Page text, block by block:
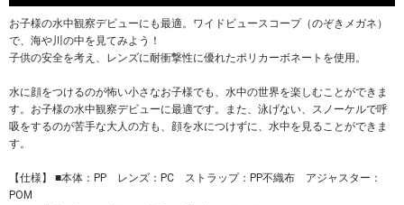
お子様の水中観察デビューにも最適。ワイドビュースコープ（のぞきメガネ）
で、海や川の中を見てみよう！
子供の安全を考え、レンズに耐衝撃性に優れたポリカーボネートを使用。
水に顔をつけるのが怖い小さなお子様でも、水中の世界を楽しむことができま
す。お子様の水中観察デビューに最適です。また、泳げない、スノーケルで呼
吸をするのが苦手な大人の方も、顔を水につけずに、水中を見ることができま
す。
【仕様】 ■本体：PP レンズ：PC ストラップ：PP不織布 アジャスター：
POM